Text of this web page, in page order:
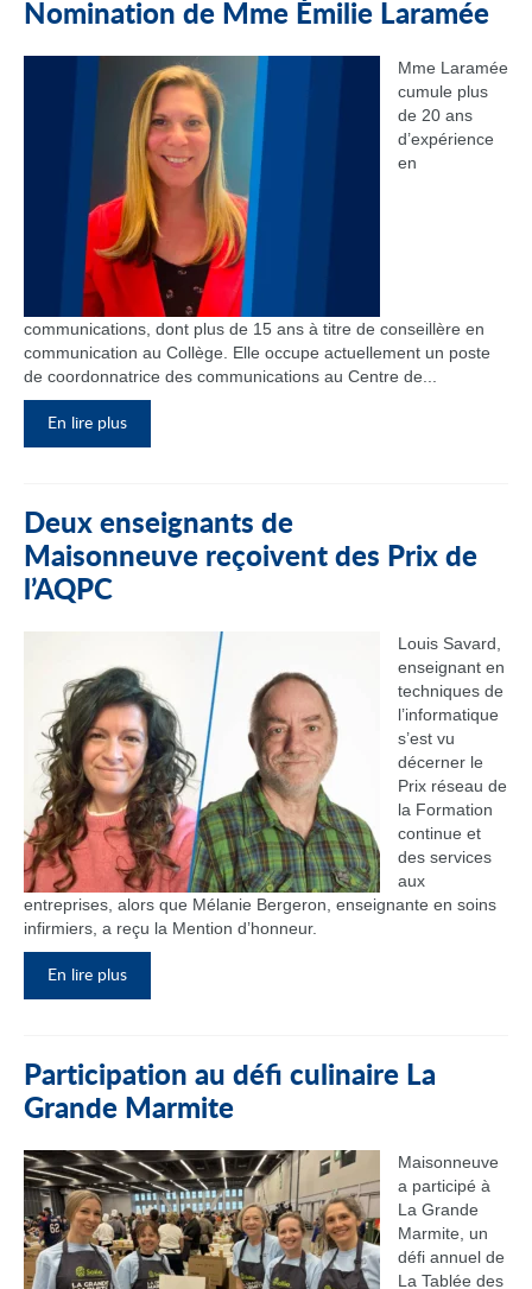
Nomination de Mme Émilie Laramée
Mme Laramée
cumule plus
de 20 ans
d’expérience
en
communications, dont plus de 15 ans à titre de conseillère en
communication au Collège. Elle occupe actuellement un poste
de coordonnatrice des communications au Centre de...
En lire plus
Deux enseignants de
Maisonneuve reçoivent des Prix de
l’AQPC
Louis Savard,
enseignant en
techniques de
l’informatique
s’est vu
décerner le
Prix réseau de
la Formation
continue et
des services
aux
entreprises, alors que Mélanie Bergeron, enseignante en soins
infirmiers, a reçu la Mention d’honneur.
En lire plus
Participation au défi culinaire La
Grande Marmite
Maisonneuve
a participé à
La Grande
Marmite, un
défi annuel de
La Tablée des